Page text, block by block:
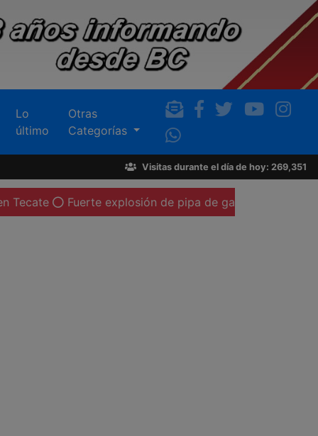
Lo
último
Otras
Categorías
Visitas durante el día de hoy: 269,351
explosión de pipa de gas LP deja al menos 20